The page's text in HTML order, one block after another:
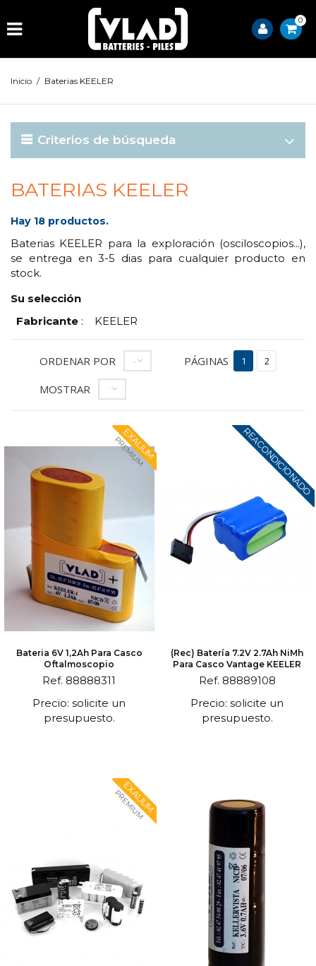
0
Inicio / Baterias KEELER
Criterios de búsqueda
BATERIAS KEELER
Hay 18 productos.
Baterias KEELER para la exploración (osciloscopios...),
se entrega en 3-5 dias para cualquier producto en
stock.
Su selección
Fabricante : KEELER
ORDENAR POR --
MOSTRAR 12
PÁGINAS 1 2
EXALIUM
PREMIUM
Bateria 6V 1,2Ah Para Casco
Oftalmoscopio
Ref. 88888311
Precio: solicite un
presupuesto.
REACONDICIONADO
(Rec) Batería 7.2V 2.7Ah NiMh
Para Casco Vantage KEELER
Ref. 88889108
Precio: solicite un
presupuesto.
EXALIUM
PREMIUM